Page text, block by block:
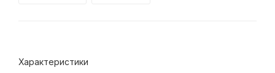
Характеристики